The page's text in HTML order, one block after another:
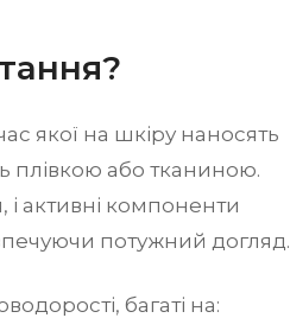
якої на шкіру наносять
плівкою або тканиною.
активні компоненти
потужний догляд.
багаті на: